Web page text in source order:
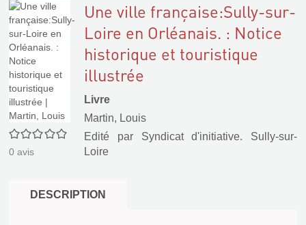
0/5
0 avis
Une ville française:Sully-sur-
Loire en Orléanais. : Notice
historique et touristique
illustrée
Livre
Martin, Louis
Edité par Syndicat d'initiative. Sully-sur-
Loire
DESCRIPTION